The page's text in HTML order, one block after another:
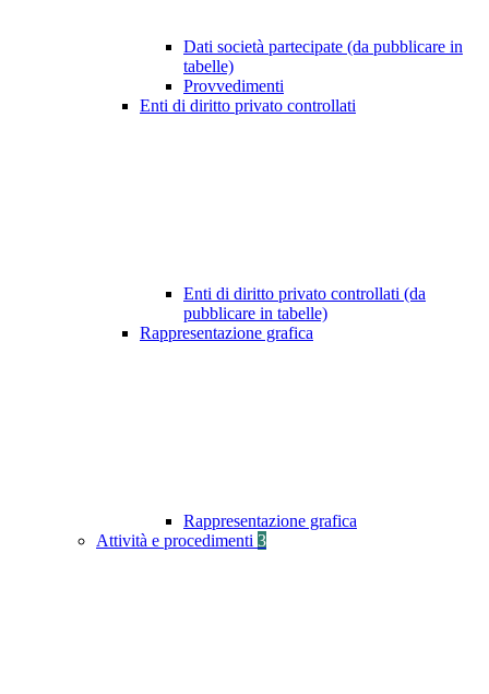
Dati società partecipate (da pubblicare in
tabelle)
Provvedimenti
Enti di diritto privato controllati
Enti di diritto privato controllati (da
pubblicare in tabelle)
Rappresentazione grafica
Rappresentazione grafica
Attività e procedimenti 3